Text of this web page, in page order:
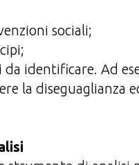
sociali;
identificare. Ad
la diseguaglianza